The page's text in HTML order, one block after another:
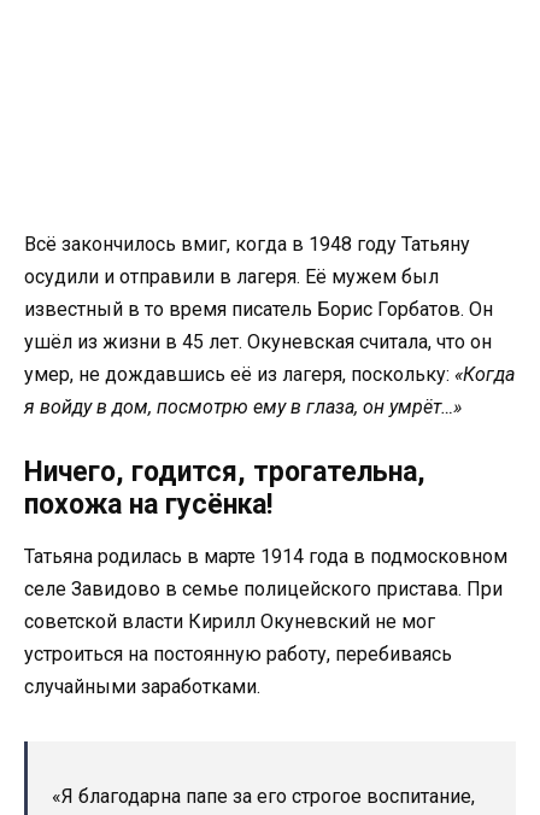
Всё закончилось вмиг, когда в 1948 году Татьяну
осудили и отправили в лагеря. Её мужем был
известный в то время писатель Борис Горбатов. Он
ушёл из жизни в 45 лет. Окуневская считала, что он
умер, не дождавшись её из лагеря, поскольку: «Когда
я войду в дом, посмотрю ему в глаза, он умрёт…»
Ничего, годится, трогательна,
похожа на гусёнка!
Татьяна родилась в марте 1914 года в подмосковном
селе Завидово в семье полицейского пристава. При
советской власти Кирилл Окуневский не мог
устроиться на постоянную работу, перебиваясь
случайными заработками.
«Я благодарна папе за его строгое воспитание,